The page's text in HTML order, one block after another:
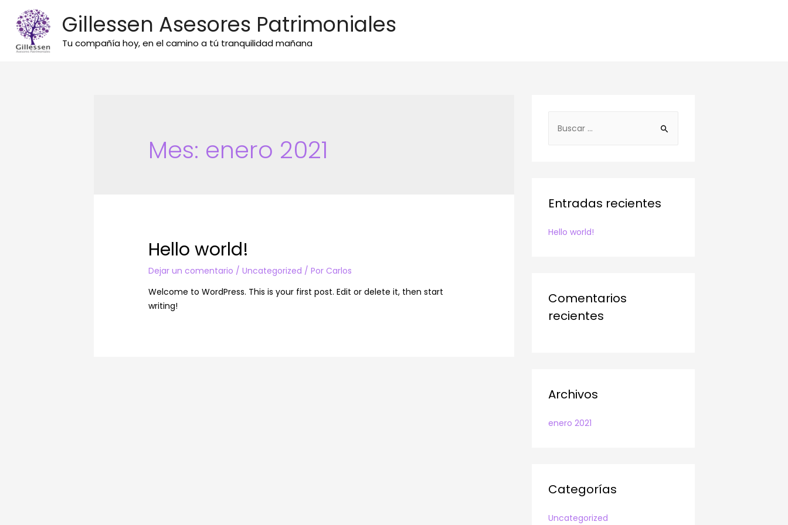
Gillessen Asesores Patrimoniales
Tu compañía hoy, en el camino a tú tranquilidad mañana
Mes: enero 2021
Hello world!
Dejar un comentario / Uncategorized / Por Carlos
Welcome to WordPress. This is your first post. Edit or delete it, then start
writing!
rEntradas recientes
Hello world!
Comentarios
recientes
Archivos
enero 2021
Categorías
Uncategorized